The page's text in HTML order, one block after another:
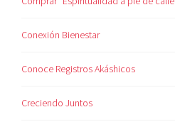
Conexión Bienestar
Conoce Registros Akáshicos
Creciendo Juntos